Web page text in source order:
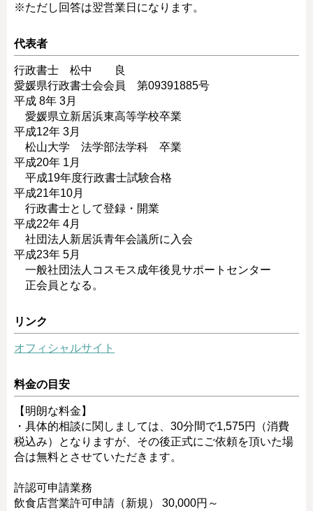
※ただし回答は翌営業日になります。
代表者
行政書士 松中 良
愛媛県行政書士会会員 第09391885号
平成 8年 3月
愛媛県立新居浜東高等学校卒業
平成12年 3月
松山大学 法学部法学科 卒業
平成20年 1月
平成19年度行政書士試験合格
平成21年10月
行政書士として登録・開業
平成22年 4月
社団法人新居浜青年会議所に入会
平成23年 5月
一般社団法人コスモス成年後見サポートセンター
正会員となる。
リンク
オフィシャルサイト
料金の目安
【明朗な料金】
・具体的相談に関しましては、30分間で1,575円（消費
税込み）となりますが、その後正式にご依頼を頂いた場
合は無料とさせていただきます。
許認可申請業務
飲食店営業許可申請（新規） 30,000円～